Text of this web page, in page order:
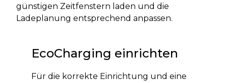
günstigen Zeitfenstern laden und die
Ladeplanung entsprechend anpassen.
EcoCharging einrichten
Für die korrekte Einrichtung und eine